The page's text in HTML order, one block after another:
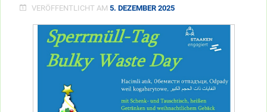
VERÖFFENTLICHT AM 5. DEZEMBER 2025